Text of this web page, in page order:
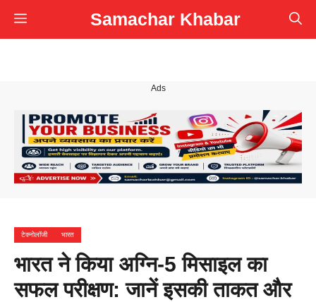
Skip
to
Samachar Khabar
Menu
Ads
टेक्नोलॉजी भारत
भारत ने किया अग्नि-5 मिसाइल का
सफल परीक्षण: जानें इसकी ताकत और